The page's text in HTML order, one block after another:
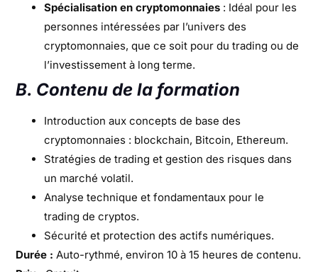
Spécialisation en cryptomonnaies : Idéal pour les
personnes intéressées par l’univers des
cryptomonnaies, que ce soit pour du trading ou de
l’investissement à long terme.
B. Contenu de la formation
Introduction aux concepts de base des
cryptomonnaies : blockchain, Bitcoin, Ethereum.
Stratégies de trading et gestion des risques dans
un marché volatil.
Analyse technique et fondamentaux pour le
trading de cryptos.
Sécurité et protection des actifs numériques.
Durée : Auto-rythmé, environ 10 à 15 heures de contenu.